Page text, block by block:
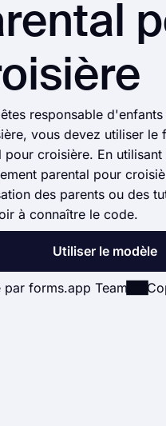
responsable
vous devez utiliser le
pour croisière. En
parental pour
des parents ou des
à connaître le code.
Utiliser le modèle
par forms.app Team